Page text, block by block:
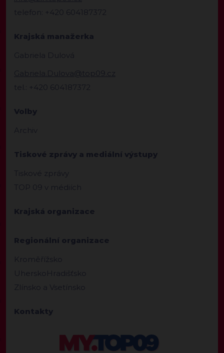
telefon: +420 604187372
Krajská manažerka
Gabriela Dulová
Gabriela.Dulova@top09.cz
tel.: +420 604187372
Volby
Archiv
Tiskové zprávy a mediální výstupy
Tiskové zprávy
TOP 09 v médiích
Krajská organizace
Regionální organizace
Kroměřížsko
UherskoHradišťsko
Zlínsko a Vsetínsko
Kontakty